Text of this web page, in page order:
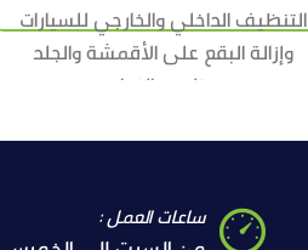
التنظيف الداخلي والخارجي للسيارات
وإزالة البقع على الأقمشة والجلد
ساعات العمل :